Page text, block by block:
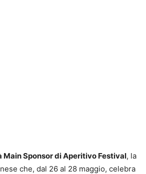
Main Sponsor di Aperitivo Festival, la
che, dal 26 al 28 maggio, celebra